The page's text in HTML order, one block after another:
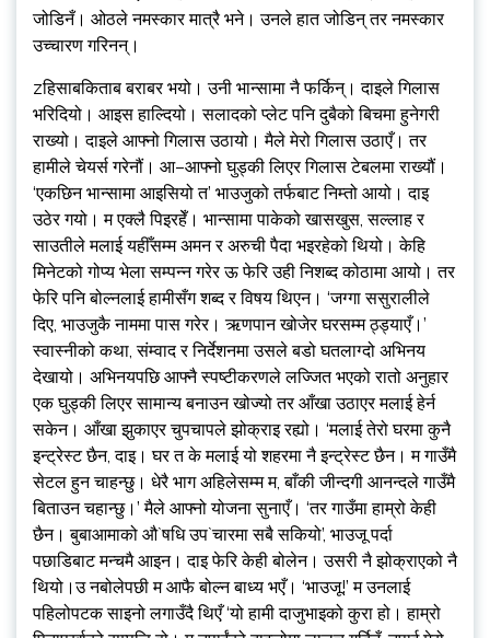
जोडिनँ। ओठले नमस्कार मात्रै भने। उनले हात जोडिन् तर नमस्कार
उच्चारण गरिनन्।
zहिसाबकिताब बराबर भयो। उनी भान्सामा नै फर्किन्। दाइले गिलास
भरिदियो। आइस हाल्दियो। सलादको प्लेट पनि दुबैको बिचमा हुनेगरी
राख्यो। दाइले आफ्नो गिलास उठायो। मैले मेरो गिलास उठाएँ। तर
हामीले चेयर्स गरेनौं। आ–आफ्नो घुड्की लिएर गिलास टेबलमा राख्यौं।
‘एकछिन भान्सामा आइसियो त’ भाउजुको तर्फबाट निम्तो आयो। दाइ
उठेर गयो। म एक्लै पिइरहेँ। भान्सामा पाकेको खासखुस, सल्लाह र
साउतीले मलाई यहीँसम्म अमन र अरुची पैदा भइरहेको थियो। केहि
मिनेटको गोप्य भेला सम्पन्न गरेर ऊ फेरि उही निशब्द कोठामा आयो। तर
फेरि पनि बोल्नलाई हामीसँग शब्द र विषय थिएन। ‘जग्गा ससुरालीले
दिए, भाउजुकै नाममा पास गरेर। ऋणपान खोजेर घरसम्म ठ्ड्याएँ।’
स्वास्नीको कथा, संम्वाद र निर्देशनमा उसले बडो घतलाग्दो अभिनय
देखायो। अभिनयपछि आफ्नै स्पष्टीकरणले लज्जित भएको रातो अनुहार
एक घुड्की लिएर सामान्य बनाउन खोज्यो तर आँखा उठाएर मलाई हेर्न
सकेन। आँखा झुकाएर चुपचापले झोक्राइ रह्यो। ‘मलाई तेरो घरमा कुनै
इन्ट्रेस्ट छैन, दाइ। घर त के मलाई यो शहरमा नै इन्ट्रेस्ट छैन। म गाउँमै
सेटल हुन चाहन्छु। धेरै भाग अहिलेसम्म म, बाँकी जीन्दगी आनन्दले गाउँमै
बिताउन चहान्छु।’ मैले आफ्नो योजना सुनाएँ। ‘तर गाउँमा हाम्रो केही
छैन। बुबाआमाको औ`षधि उप`चारमा सबै सकियो’, भाउजू पर्दा
पछाडिबाट मन्चमै आइन। दाइ फेरि केही बोलेन। उसरी नै झोक्राएको नै
थियो।उ नबोलेपछी म आफै बोल्न बाध्य भएँ। ‘भाउजू!’ म उनलाई
पहिलोपटक साइनो लगाउँदै थिएँ ‘यो हामी दाजुभाइको कुरा हो। हाम्रो